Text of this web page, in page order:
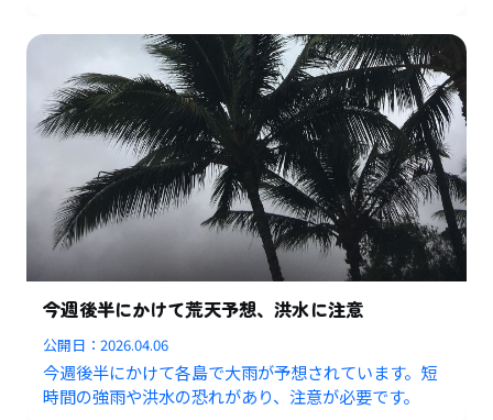
今週後半にかけて荒天予想、洪水に注意
公開日：2026.04.06
今週後半にかけて各島で大雨が予想されています。短
時間の強雨や洪水の恐れがあり、注意が必要です。